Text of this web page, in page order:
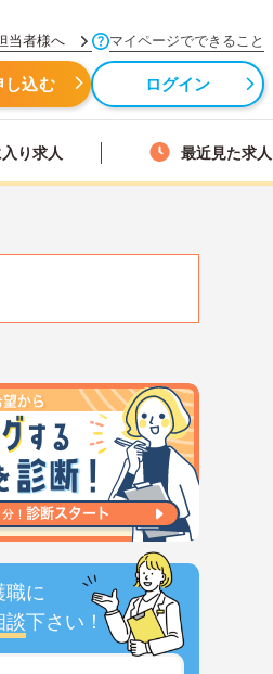
当者様へ マイページでできること
し込む ログイン
り求人 最近見た求人
職に
談下さい！